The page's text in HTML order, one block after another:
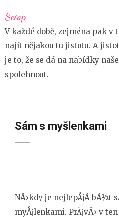
na
obsah
(stiskněte
Enter)
Sciap
V každé době, zejména pak v
najít nějakou tu jistotu. A
je to, že se dá na nabídky
spolehnout.
Sám s myšlenkami
NÄ›kdy je nejlepÅ¡Ã­ bÃ½t
myÅ¡lenkami. PrÃ¡vÄ› v